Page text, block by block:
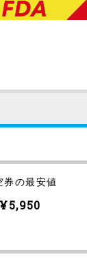
券の最安値
¥5,950